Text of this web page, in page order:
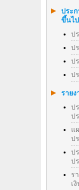
ประ
ขึ้นไป
ป
ป
ป
ป
รายง
ป
ป
แ
ป
ป
ป
ร
เ